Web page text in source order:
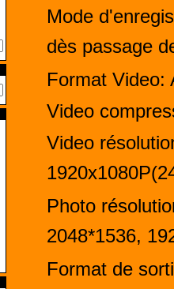
Mode
dès passage
Format Video:
Video
Video
Photo
2048*1536,
Format de